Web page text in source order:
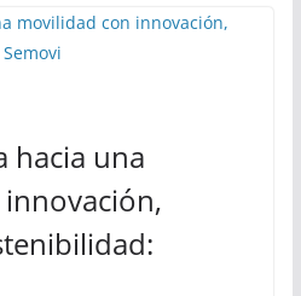
hacia una